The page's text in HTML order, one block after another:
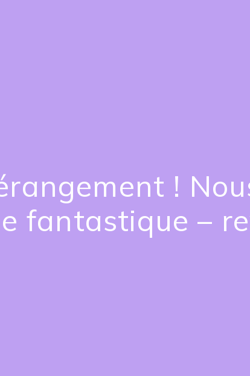
!
fantastique –